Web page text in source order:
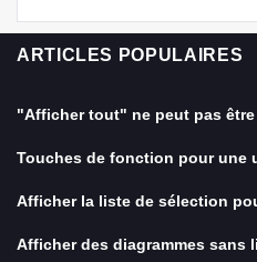
ARTICLES POPULAIRES
"Afficher tout" ne peut pas
Touches de fonction pour une
Afficher la liste de sélection
Afficher des diagrammes sans